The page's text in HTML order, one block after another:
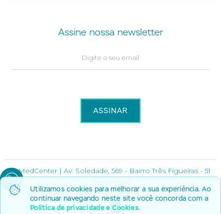
Utilizamos cookies para melhorar a sua experiência. Ao
continuar navegando neste site você concorda com a
Política de privacidade e Cookies.
Assine nossa newsletter
© MedCenter | Av. Soledade, 569 - Bairro Três Figueiras - 51
Por